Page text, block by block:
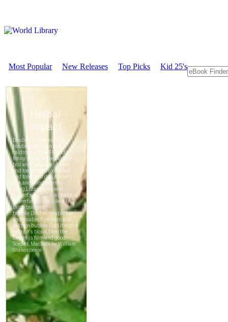
Most Popular New Releases Top Picks Kid 25's